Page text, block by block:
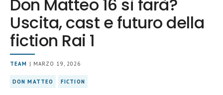
Don Matteo 16 si farà?
Uscita, cast e futuro della
fiction Rai 1
TEAM | MARZO 19, 2026
DON MATTEO FICTION